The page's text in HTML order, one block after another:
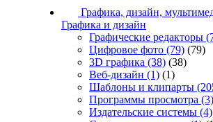
Графика, дизайн,
Графика и дизайн
Графические редакторы
Цифровое фото (79) (79)
3D графика (38) (38)
Веб-дизайн (1) (1)
Шаблоны и клипарты
Программы просмотра (3)
Издательские системы (4)